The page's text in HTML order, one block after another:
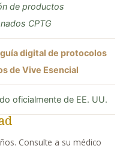
de productos
CPTG
digital de protocolos
de Vive Esencial
oficialmente de EE. UU.
Consulte a su médico